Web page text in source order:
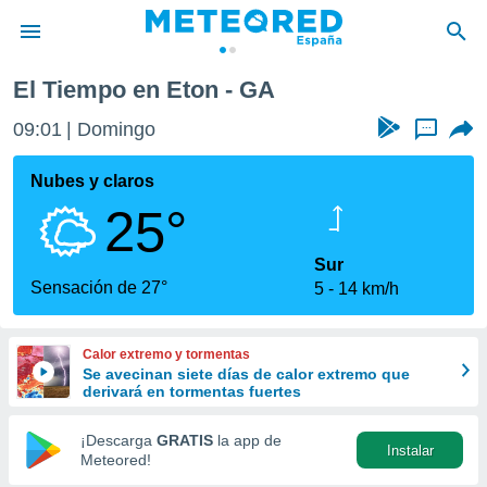
de
por
que se
calidad.
a este
las
y
forma
digital
basada
El Tiempo en Eton - GA
09:01 Domingo ...
Nubes y claros
25°
Sensación de 27°
Sur
5
14 km/h
Calor extremo y tormentas
Se avecinan siete días de calor extremo que
derivará en tormentas fuertes
¡Descarga GRATIS la app de
Meteored!
Instalar